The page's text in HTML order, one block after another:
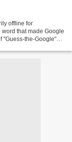
offline for
that made Google
"Guess-the-Google"